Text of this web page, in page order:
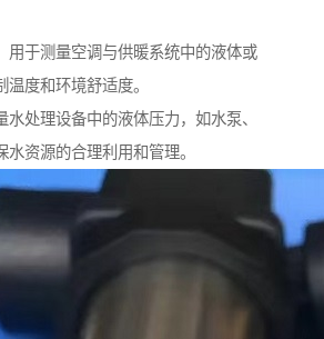
用于测量空调与供暖系统中的液体或
度和环境舒适度。
水处理设备中的液体压力，如水泵、
资源的合理利用和管理。